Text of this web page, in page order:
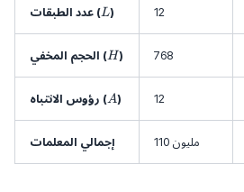
عدد الطبقات (L
L) 12
الحجم المخفي (H
H) 768
رؤوس الانتباه ( A
A) 12
إجمالي المعلمات 110 مليون